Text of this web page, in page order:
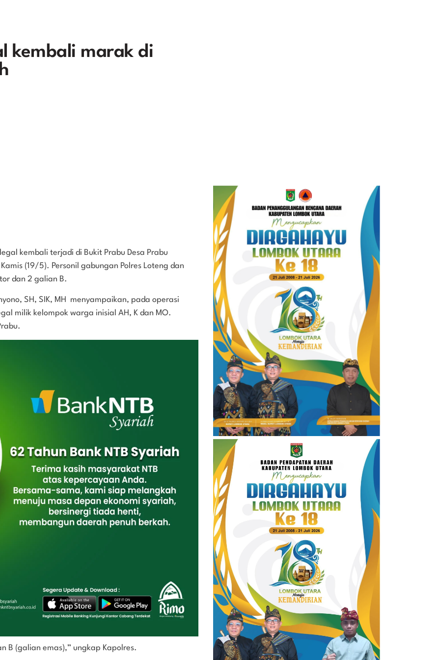
kembali marak di
kembali terjadi di Bukit Prabu Desa Prabu
(19/5). Personil gabungan Polres Loteng dan
dan 2 galian B.
SH, SIK, MH menyampaikan, pada operasi
milik kelompok warga inisial AH, K dan MO.
B (galian emas),” ungkap Kapolres.